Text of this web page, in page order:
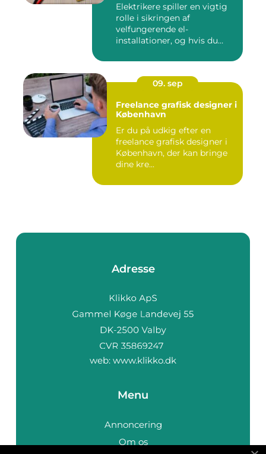
Elektrikere spiller en vigtig
rolle i sikringen af
velfungerende el-
installationer, og hvis du
09. sep
Freelance grafisk designer i
København
Er du på udkig efter en
freelance grafisk designer i
København, der kan bringe
dine kre...
Adresse
web: www.klikko.dk
Menu
Annoncering
Om os